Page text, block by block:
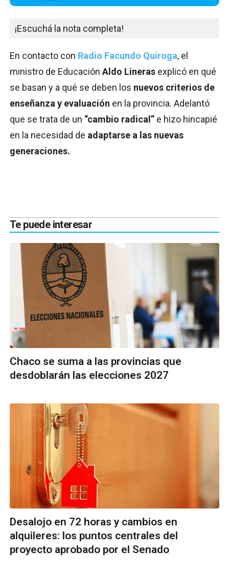
¡Escuchá la nota completa!
En contacto con Radio Facundo Quiroga, el
ministro de Educación Aldo Lineras explicó en qué
se basan y a qué se deben los nuevos criterios de
enseñanza y evaluación en la provincia. Adelantó
que se trata de un “cambio radical” e hizo hincapié
en la necesidad de adaptarse a las nuevas
generaciones.
Te puede interesar
Chaco se suma a las provincias que
desdoblarán las elecciones 2027
Desalojo en 72 horas y cambios en
alquileres: los puntos centrales del
proyecto aprobado por el Senado